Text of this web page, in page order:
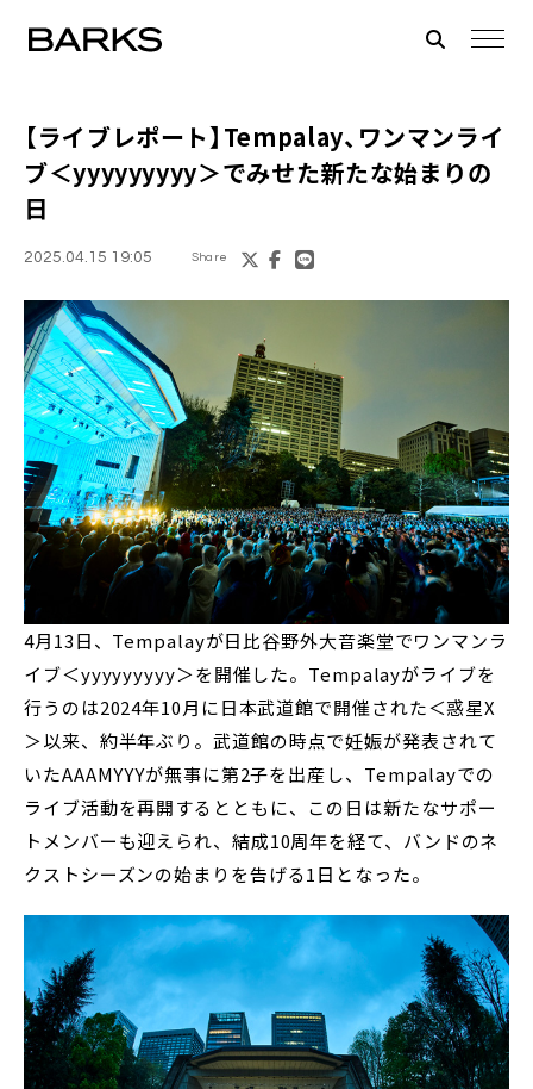
【ライブレポート】Tempalay、ワンマンライ
ブ＜yyyyyyyyy＞でみせた新たな始まりの
日
2025.04.15 19:05 Share
4月13日、Tempalayが日比谷野外大音楽堂でワンマンラ
イブ＜yyyyyyyyy＞を開催した。Tempalayがライブを
行うのは2024年10月に日本武道館で開催された＜惑星X
＞以来、約半年ぶり。武道館の時点で妊娠が発表されて
いたAAAMYYYが無事に第2子を出産し、Tempalayでの
ライブ活動を再開するとともに、この日は新たなサポー
トメンバーも迎えられ、結成10周年を経て、バンドのネ
クストシーズンの始まりを告げる1日となった。